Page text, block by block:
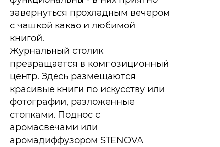
завернуться прохладным вечером
с чашкой какао и любимой
книгой.​
Журнальный столик
превращается в композиционный
центр. Здесь размещаются
красивые книги по искусству или
фотографии, разложенные
стопками. Поднос с
аромасвечами или
аромадиффузором STENOVA